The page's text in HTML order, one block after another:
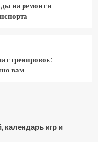
на ремонт и
тренировок:
вам
календарь игр и